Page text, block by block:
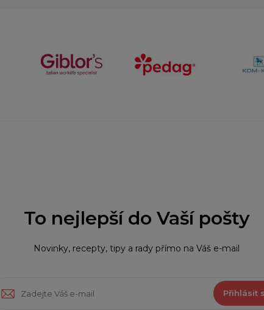
To nejlepší do Vaší pošty
Novinky, recepty, tipy a rady přímo na Váš e-mail
Přihlásit